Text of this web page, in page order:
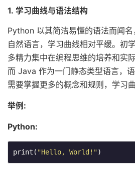
1. 学习曲线与语法结构
Python 以其简洁易懂的语法而闻
自然语言，学习曲线相对平缓。初
多精力集中在编程思维的培养和实
而 Java 作为一门静态类型语言，语
需要掌握更多的概念和规则，学习
举例:
Python:
print( "Hello, World!")